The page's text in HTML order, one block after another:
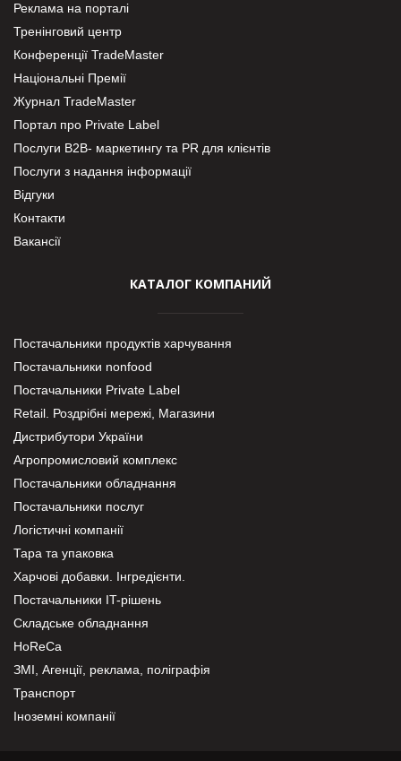
Реклама на порталі
Тренінговий центр
Конференції TradeMaster
Національні Премії
Журнал TradeMaster
Портал про Private Label
Послуги В2В- маркетингу та PR для клієнтів
Послуги з надання інформації
Відгуки
Контакти
Вакансії
КАТАЛОГ КОМПАНИЙ
Постачальники продуктів харчування
Постачальники nonfood
Постачальники Private Label
Retail. Роздрібні мережі, Магазини
Дистрибутори України
Агропромисловий комплекс
Постачальники обладнання
Постачальники послуг
Логістичні компанії
Тара та упаковка
Харчові добавки. Інгредієнти.
Постачальники IT-рішень
Складське обладнання
HoReCa
ЗМІ, Агенції, реклама, поліграфія
Транспорт
Іноземні компанії